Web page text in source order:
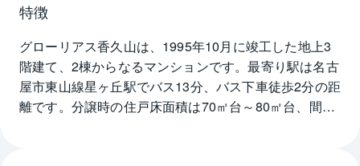
特徴
グローリアス香久山は、1995年10月に竣工した地上3
階建て、2棟からなるマンションです。最寄り駅は名古
屋市東山線星ヶ丘駅でバス13分、バス下車徒歩2分の距
離です。分譲時の住戸床面積は70㎡台～80㎡台、間取